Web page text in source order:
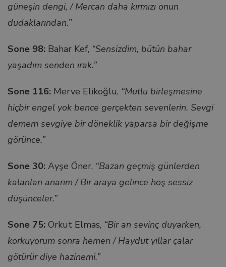
güneşin dengi, / Mercan daha kırmızı onun
dudaklarından.”
Sone 98: Bahar Kef, “Sensizdim, bütün bahar
yaşadım senden ırak.”
Sone 116: Merve Elikoğlu, “Mutlu birleşmesine
hiçbir engel yok bence gerçekten sevenlerin. Sevgi
demem sevgiye bir döneklik yaparsa bir değişme
görünce.”
Sone 30: Ayşe Öner, “Bazan geçmiş günlerden
kalanları anarım / Bir araya gelince hoş sessiz
düşünceler.”
Sone 75: Orkut Elmas, “Bir an sevinç duyarken,
korkuyorum sonra hemen / Haydut yıllar çalar
götürür diye hazinemi.”